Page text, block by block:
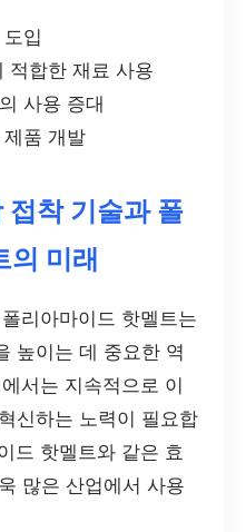
입
적합한 재료 사용
사용 증대
품 개발
접착 기술과 폴
의 미래
리아마이드 핫멜트는
높이는 데 중요한 역
서는 지속적으로 이
신하는 노력이 필요합
드 핫멜트와 같은 효
많은 산업에서 사용